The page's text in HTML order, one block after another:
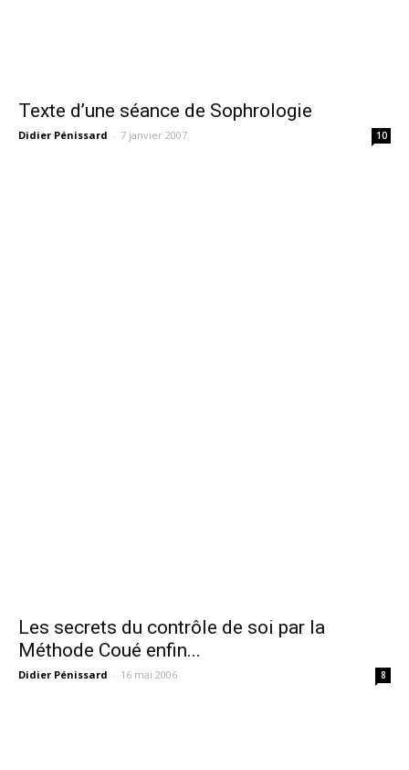
Texte d’une séance de Sophrologie
Didier Pénissard - 7 janvier 2007 10
Les secrets du contrôle de soi par la
Méthode Coué enfin...
Didier Pénissard - 16 mai 2006 8